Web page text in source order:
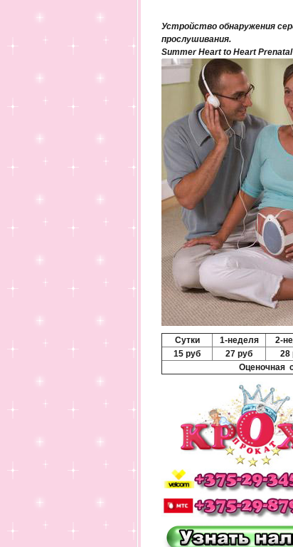
Устройство обнаружения
прослушивания.
Summer Heart to Heart
Сутки 1-неделя 2-
15 руб
27 руб 28
Оценочная